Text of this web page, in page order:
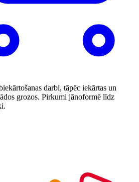
darbi, tāpēc iekārtas un
grozos. Pirkumi jānoformē līdz